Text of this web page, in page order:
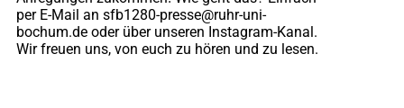
per E-Mail an sfb1280-presse@ruhr-uni-
bochum.de oder über unseren Instagram-Kanal.
Wir freuen uns, von euch zu hören und zu lesen.